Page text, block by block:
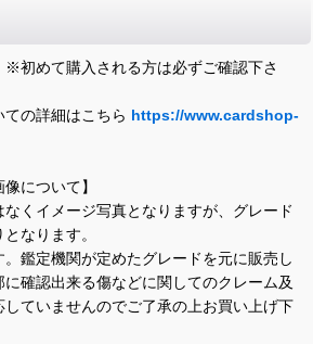
※初めて購入される方は必ずご確認下さ
の詳細はこちら https://www.cardshop-
について】
くイメージ写真となりますが、グレード
なります。
鑑定機関が定めたグレードを元に販売し
確認出来る傷などに関してのクレーム及
ていませんのでご了承の上お買い上げ下